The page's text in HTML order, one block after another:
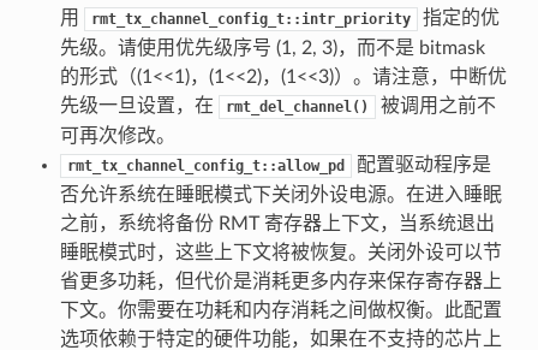
用
rmt_tx_channel_config_t::intr_priority
指定的优
先级。请使用优先级序号 (1, 2, 3)，而不是 bitmask
的形式（(1<<1)，(1<<2)，(1<<3)）。请注意，中断优
先级一旦设置，在
rmt_del_channel()
被调用之前不
可再次修改。
rmt_tx_channel_config_t::allow_pd
配置驱动程序是
否允许系统在睡眠模式下关闭外设电源。在进入睡眠
之前，系统将备份 RMT 寄存器上下文，当系统退出
睡眠模式时，这些上下文将被恢复。关闭外设可以节
省更多功耗，但代价是消耗更多内存来保存寄存器上
下文。你需要在功耗和内存消耗之间做权衡。此配置
选项依赖于特定的硬件功能，如果在不支持的芯片上